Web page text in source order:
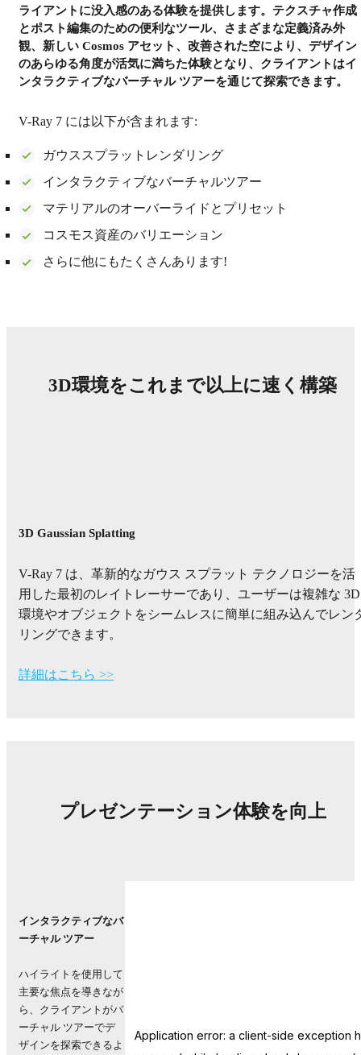
ライアントに没入感のある体験を提供します。テクスチャ作成
とポスト編集のための便利なツール、さまざまな定義済み外
観、新しい Cosmos アセット、改善された空により、デザイン
のあらゆる角度が活気に満ちた体験となり、クライアントはイ
ンタラクティブなバーチャル ツアーを通じて探索できます。
V-Ray 7 には以下が含まれます:
ガウススプラットレンダリング
インタラクティブなバーチャルツアー
マテリアルのオーバーライドとプリセット
コスモス資産のバリエーション
さらに他にもたくさんあります!
3D環境をこれまで以上に速く構築
3D Gaussian Splatting
V-Ray 7 は、革新的なガウス スプラット テクノロジーを活
用した最初のレイトレーサーであり、ユーザーは複雑な 3D
環境やオブジェクトをシームレスに簡単に組み込んでレン
リングできます。
詳細はこちら >>
プレゼンテーション体験を向上
インタラクティブなバ
ーチャル ツアー
ハイライトを使用して
主要な焦点を導きなが
ら、クライアントがバ
ーチャル ツアーでデ
ザインを探索できるよ